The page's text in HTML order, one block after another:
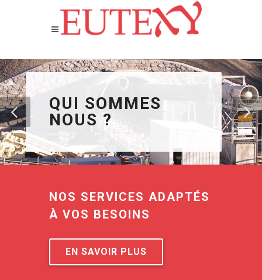
QUI SOMMES
NOUS ?
NOS SERVICES ADAPTÉS
À VOS BESOINS
EN SAVOIR PLUS